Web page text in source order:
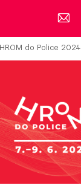
HROM do Police 2024